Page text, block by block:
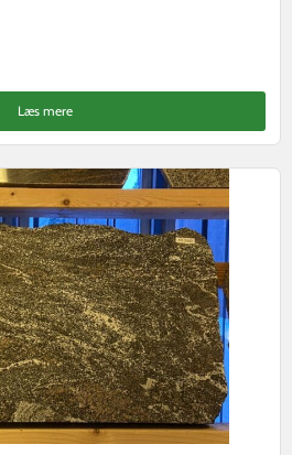
Læs mere